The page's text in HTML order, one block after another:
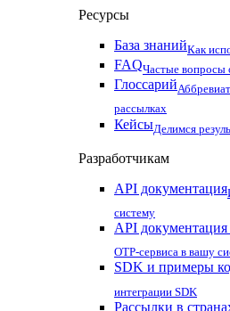
Ресурсы
База знанийКак
FAQЧастые вопросы
Глоссарий
рассылках
КейсыДелимся
Разработчикам
API документация
систему
API документация
OTP-сервиса в вашу
SDK и примеры
интеграции SDK
Рассылки в